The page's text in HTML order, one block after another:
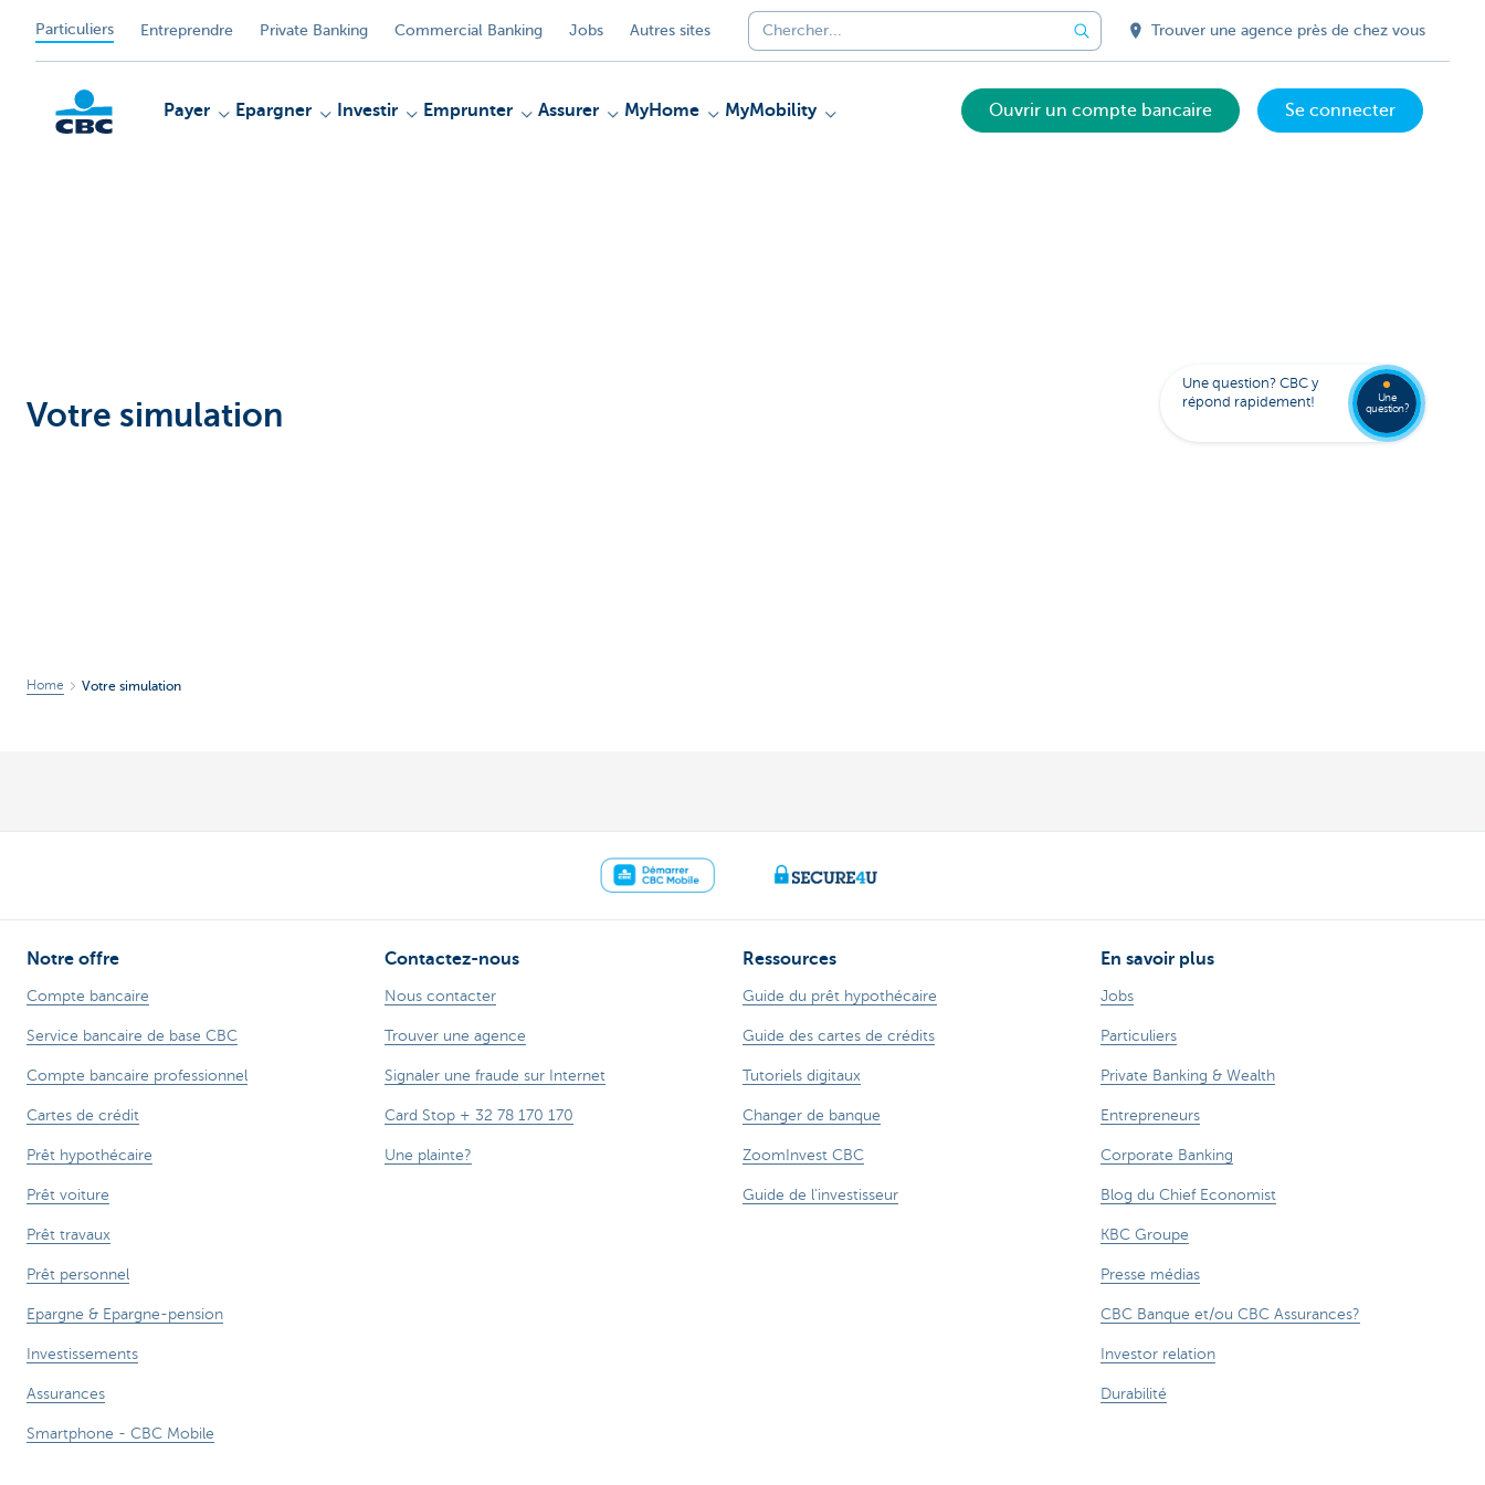
Particuliers Entreprendre Private Banking Commercial Banking Jobs Autres sites Trouver une agence près de chez vous
Payer Epargner Investir Emprunter Assurer MyHome MyMobility Ouvrir un compte bancaire Se connecter
Votre simulation
Home Votre simulation
Notre offre
Compte bancaire
Service bancaire de base CBC
Compte bancaire professionnel
Cartes de crédit
Prêt hypothécaire
Prêt voiture
Prêt travaux
Prêt personnel
Epargne & Epargne-pension
Investissements
Assurances
Smartphone - CBC Mobile
Contactez-nous
Nous contacter
Trouver une agence
Signaler une fraude sur Internet
Card Stop + 32 78 170 170
Une plainte?
Ressources
Guide du prêt hypothécaire
Guide des cartes de crédits
Tutoriels digitaux
Changer de banque
ZoomInvest CBC
Guide de l'investisseur
En savoir plus
Jobs
Particuliers
Private Banking & Wealth
Entrepreneurs
Corporate Banking
Blog du Chief Economist
KBC Groupe
Presse médias
CBC Banque et/ou CBC Assurances?
Investor relation
Durabilité
Une question? CBC y
répond rapidement!
Une
question?